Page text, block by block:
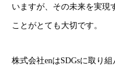
いますが、その未来を実現
ことがとても大切です。
株式会社enはSDGsに取り組